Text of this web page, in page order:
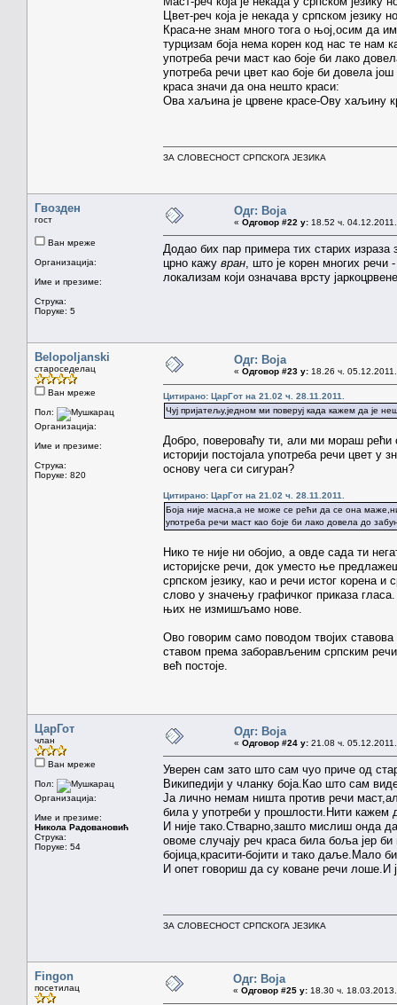
Цвет-реч која је некада у српском језику
Краса-не знам много тога о њој,осим да
турцизам боја нема корен код нас те нам
употреба речи маст као боје би лако
употреба речи цвет као боје би довела
краса значи да она нешто краси:
Ова хаљина је црвене красе-Ову хаљину
ЗА СЛОВЕСНОСТ СРПСКОГА ЈЕЗИКА
Гвозден
гост
Ван мреже
Организација:
Име и презиме:
Струка:
Поруке: 5
Одг: Boja
« Одговор #22 у: 18.52 ч.
Додао бих пар примера тих старих израза
црно кажу вран , што је корен многих
локализам који означава врсту
Belopoljanski
староседелац
Ван мреже
Пол:
Организација:
Име и презиме:
Струка:
Поруке: 820
Одг: Boja
« Одговор #23 у: 18.26 ч.
Цитирано: ЦарГот на 21.02 ч. 28.11.2011.
Чуј пријатељу,једном ми поверуј када кажем да је
Добро, повероваћу ти, али ми мораш рећи
историји постојала употреба речи цвет
основу чега си сигуран?
Цитирано: ЦарГот на 21.02 ч. 28.11.2011.
Боја није масна,а не може се рећи да се она
употреба речи маст као боје би лако довела до
Нико те није ни обојио, а овде сада ти
историјске речи, док уместо ње
српском језику, као и речи истог корена
слово у значењу графичког приказа
њих не измишљамо нове.
Ово говорим само поводом твојих
ставом према заборављеним српским
већ постоје.
ЦарГот
члан
Ван мреже
Пол:
Организација:
Име и презиме:
Никола Радовановић
Струка:
Поруке: 54
Одг: Boja
« Одговор #24 у: 21.08 ч.
Уверен сам зато што сам чуо приче од
Википедији у чланку боја.Као што сам
Ја лично немам ништа против речи
била у употреби у прошлости.Нити кажем
И није тако.Стварно,зашто мислиш онда
овоме случају реч краса била боља јер
бојица,красити-бојити и тако даље.Мало
И опет говориш да су коване речи лоше.И
ЗА СЛОВЕСНОСТ СРПСКОГА ЈЕЗИКА
Fingon
посетилац
Одг: Boja
« Одговор #25 у: 18.30 ч.